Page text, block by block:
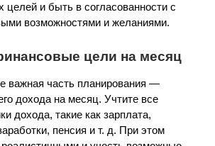
целей и быть в согласованности с
возможностями и желаниями.
цели на месяц
важная часть планирования —
дохода на месяц. Учтите все
дохода, такие как зарплата,
пенсия и т. д. При этом